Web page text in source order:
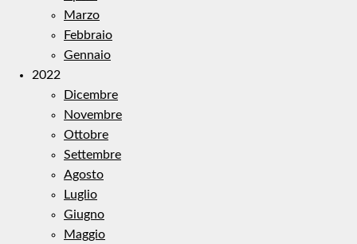
Marzo
Febbraio
Gennaio
2022
Dicembre
Novembre
Ottobre
Settembre
Agosto
Luglio
Giugno
Maggio